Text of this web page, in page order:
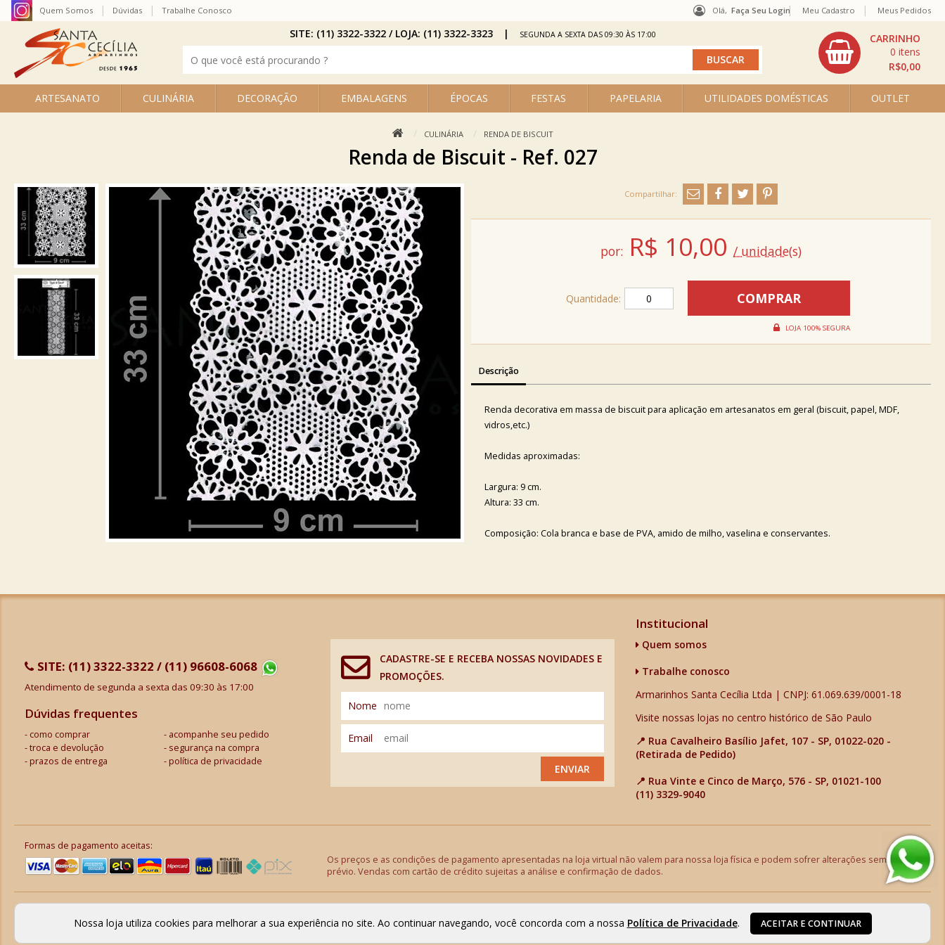
Olá, Faça Seu Login
ARTESANATO CULINÁRIA DECORAÇÃO EMBALAGENS ÉPOCAS FESTAS PAPELARIA UTILIDADES DOMÉSTICAS OUTLET
R$0,00
0
Quem Somos Dúvidas Trabalhe Conosco Meu Cadastro Meus Pedidos
SITE: (11) 3322-3322 / LOJA: (11) 3322-3323 SEGUNDA A SEXTA DAS 09:30 ÀS 17:00
CULINÁRIA RENDA DE BISCUIT
Renda de Biscuit - Ref. 027
por: R$ 10,00 / unidade(s)
Quantidade:
Descrição
Renda decorativa em massa de biscuit para aplicação em artesanatos em geral (biscuit, papel, MDF,
vidros,etc.)
Medidas aproximadas:
Largura: 9 cm.
Altura: 33 cm.
Composição: Cola branca e base de PVA, amido de milho, vaselina e conservantes.
SITE: (11) 3322-3322 / (11) 96608-6068
Atendimento de segunda a sexta das 09:30 às 17:00
Dúvidas frequentes
como comprar
acompanhe seu pedido
troca e devolução
segurança na compra
prazos de entrega
política de privacidade
CADASTRE-SE E RECEBA NOSSAS NOVIDADES E
PROMOÇÕES.
Nome
Email
ENVIAR
Institucional
Quem somos
Trabalhe conosco
Armarinhos Santa Cecília Ltda | CNPJ: 61.069.639/0001-18
Visite nossas lojas no centro histórico de São Paulo
📍 Rua Cavalheiro Basílio Jafet, 107 - SP, 01022-020 -
(Retirada de Pedido)
📍 Rua Vinte e Cinco de Março, 576 - SP, 01021-100
(11) 3329-9040
Formas de pagamento aceitas:
Os preços e as condições de pagamento apresentadas na loja virtual não valem para nossa loja física e podem sofrer alterações sem aviso
prévio. Vendas com cartão de crédito sujeitas a análise e confirmação de dados.
Nossa loja utiliza cookies para melhorar a sua experiência no site. Ao continuar navegando, você concorda com a nossa Política de Privacidade. ACEITAR E CONTINUAR